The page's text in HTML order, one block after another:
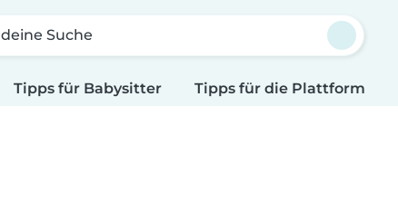
Suche
Tipps für Babysitter Tipps für die Plattform